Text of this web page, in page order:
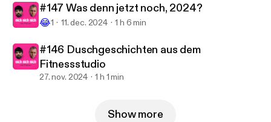
#147 Was denn jetzt noch, 2024?
😂1 11. dec. 2024 1 h 6 min
#146 Duschgeschichten aus dem
Fitnessstudio
27. nov. 2024 1 h 1 min
Show more